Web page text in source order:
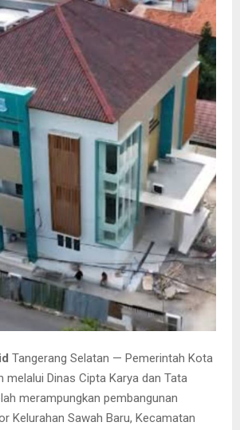
Tangerang Selatan — Pemerintah Kota
melalui Dinas Cipta Karya dan Tata
merampungkan pembangunan
Kelurahan Sawah Baru, Kecamatan